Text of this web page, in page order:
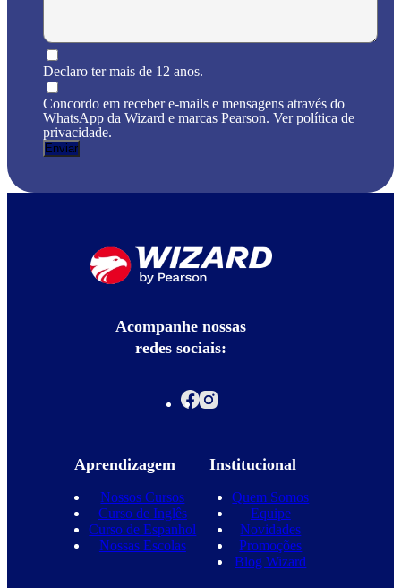
Declaro ter mais de 12 anos.
Concordo em receber e-mails e mensagens através do
WhatsApp da Wizard e marcas Pearson. Ver política de
privacidade.
Acompanhe nossas
redes sociais:
Aprendizagem
Nossos Cursos
Curso de Inglês
Curso de Espanhol
Nossas Escolas
Institucional
Quem Somos
Equipe
Novidades
Promoções
Blog Wizard